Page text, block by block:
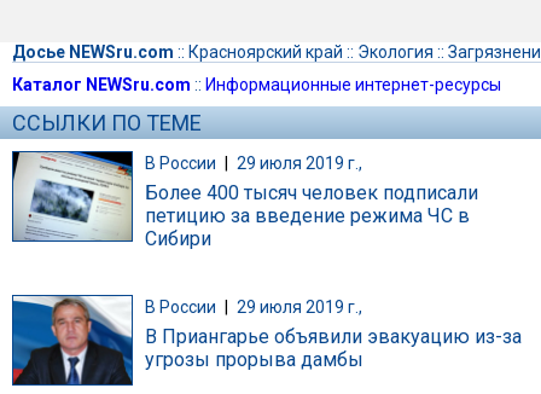
Досье NEWSru.com :: Красноярский край :: Экология ::
Каталог NEWSru.com :: Информационные интернет-ресурсы
ССЫЛКИ ПО ТЕМЕ
В России | 29 июля 2019 г.,
Более 400 тысяч человек подписали
петицию за введение режима ЧС в
Сибири
В России 29 июля 2019 г.,
В Приангарье объявили эвакуацию из-за
угрозы прорыва дамбы